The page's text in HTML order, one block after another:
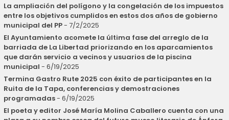
La ampliación del polígono y la congelación de los impuestos
entre los objetivos cumplidos en estos dos años de gobierno
municipal del PP- 7/2/2025
El Ayuntamiento acomete la última fase del arreglo de la
barriada de La Libertad priorizando en los aparcamientos
que darán servicio a vecinos y usuarios de la piscina
municipal - 6/19/2025
Termina Gastro Rute 2025 con éxito de participantes en la
Ruita de la Tapa, conferencias y demostraciones
programadas- 6/19/2025
El poeta y editor José María Molina Caballero cuenta con una